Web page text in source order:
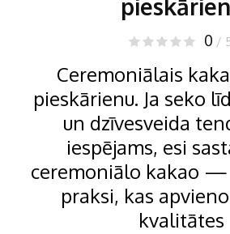
0 /
Ceremoniālais
pieskārienu. Ja seko
un dzīvesveida
iespējams, esi
ceremoniālo kakao —
praksi, kas
kvalitātes